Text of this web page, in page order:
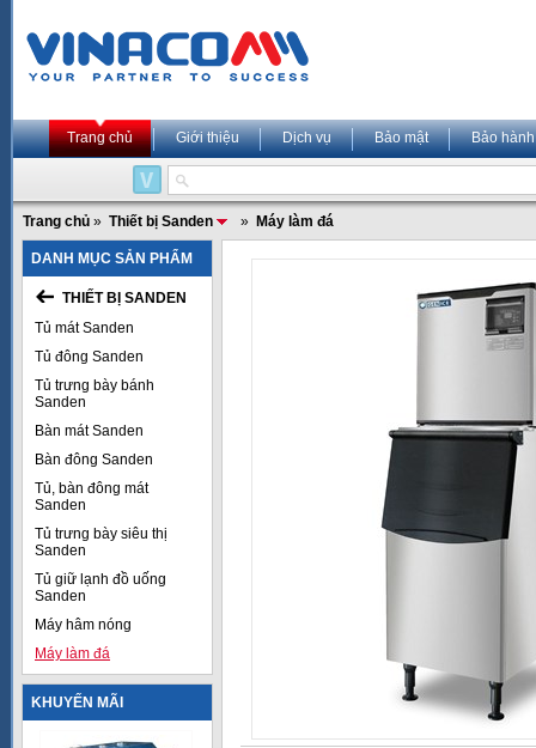
Trang chủ Giới thiệu Dịch vụ Bảo mật Bảo hành
Trang chủ » Thiết bị Sanden » Máy làm đá
DANH MỤC SẢN PHẨM
THIẾT BỊ SANDEN
Tủ mát Sanden
Tủ đông Sanden
Tủ trưng bày bánh
Sanden
Bàn mát Sanden
Bàn đông Sanden
Tủ, bàn đông mát
Sanden
Tủ trưng bày siêu thị
Sanden
Tủ giữ lạnh đồ uống
Sanden
Máy hâm nóng
Máy làm đá
KHUYẾN MÃI